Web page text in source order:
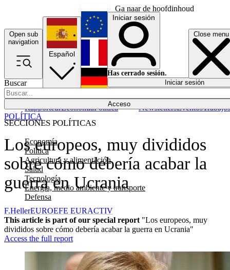
Ga naar de hoofdinhoud
Open sub
navigation
Close menu
Buscar
Acceso
SECCIONES POLÍTICAS
Economía
Política
Agricultura y alimentación
Salud
Tecnología
Energía, medio ambiente y transporte
Defensa
RapporteurEconomíaPolítica NewslettersEventosTrabajos
Español
English
Français
Iniciar sesión
Has cerrado sesión.
Iniciar sesión
Los europeos, muy divididos
sobre cómo debería acabar la
guerra en Ucrania
POLÍTICA
F.HellerEUROEFE EURACTIV
This article is part of our special report "Los europeos, muy
divididos sobre cómo debería acabar la guerra en Ucrania"
Access the full report